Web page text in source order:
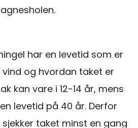
har en levetid som er
og hvordan taket er
kan vare i 12-14 år, mens
levetid på 40 år. Derfor
taket minst en gang